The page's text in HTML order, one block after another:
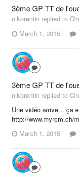
3ème GP TT de
nikorentin replied to
March 1, 2015
3ème GP TT de
nikorentin replied to
Une vidéo arrive... ça
http://www.myrcm.ch/
March 1, 2015